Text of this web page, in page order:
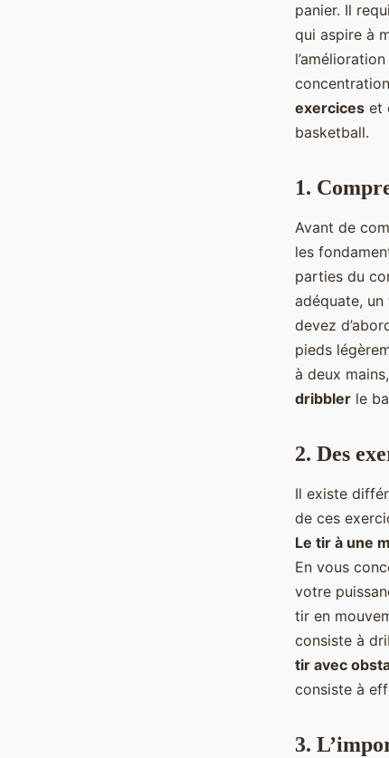
panier. Il
qui aspire à
exercices et
basketball.
1.
Avant de
les
parties du
adéquate,
devez
pieds
à deux
dribbler le
2. Des
Il existe
de ces
Le tir à une
En vous
votre
tir en
consiste à
tir avec
consiste à
3.